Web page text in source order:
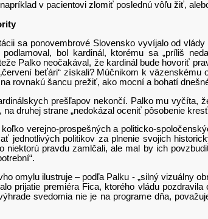
v pacientovi zlomiť poslednú vôľu žiť,
ponovembrové Slovensko vyvíjalo od vlády
bol kardinál, ktorému sa „príliš
Palko neočakával, že kardinál bude hovoriť
beťári“ získali? Múčnikom k
rovnakú šancu prežiť, ako mocní a bohatí
prešľapov nekončí. Palko mu vyčíta, že
druhej strane „nedokázal oceniť pôsobenie
prospešných a politicko-
jednotlivých politikov za plnenie svojich
niektorú pravdu zamlčali, ale mal by ich
ilustruje – podľa Palku - „silný vizuálny
prijatie premiéra Fica, ktorého vládu
svedomia nie je na programe dňa,